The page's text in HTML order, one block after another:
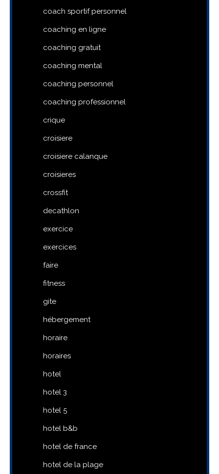
coach sportif personnel
coaching en ligne
coaching gratuit
coaching mental
coaching personnel
coaching professionnel
crique
croisiere
croisiere calanque
croisieres
crossfit
decathlon
exercice
exercices
faire
fitness
gite
hébergement
horaire
horaires
hotel
hotel 3
hotel 5
hotel b&b
hotel de france
hotel de la plage